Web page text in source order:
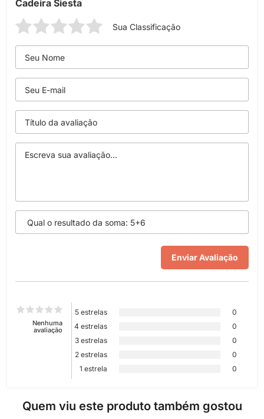
Cadeira Siesta
Sua Classificação
Nenhuma
avaliação
5 estrelas
0
4 estrelas
0
3 estrelas
0
2 estrelas
0
1 estrela
0
Quem viu este produto também gostou